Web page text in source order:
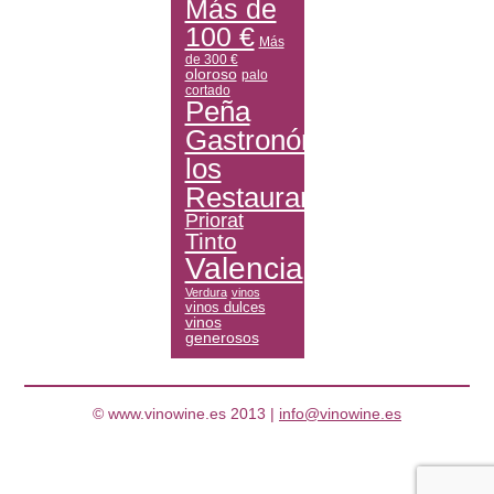
Más de
100 € Más
de 300 €
oloroso palo
cortado
Peña
Gastronómica
los
Restauranteros
Priorat
Tinto
Valencia
Verdura vinos
vinos dulces
vinos
generosos
© www.vinowine.es 2013 | info@vinowine.es